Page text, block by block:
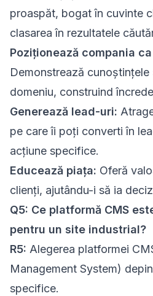
proaspăt, bogat în cuvinte
clasarea în rezultatele
Poziționează compania
Demonstrează
domeniu, construind
Generează lead-uri:
pe care îi poți converti în
acțiune specifice.
Educează piața: Oferă
clienți, ajutându-i să ia
Q5: Ce platformă CMS
pentru un site industrial?
R5: Alegerea platformei
Management System)
specifice.